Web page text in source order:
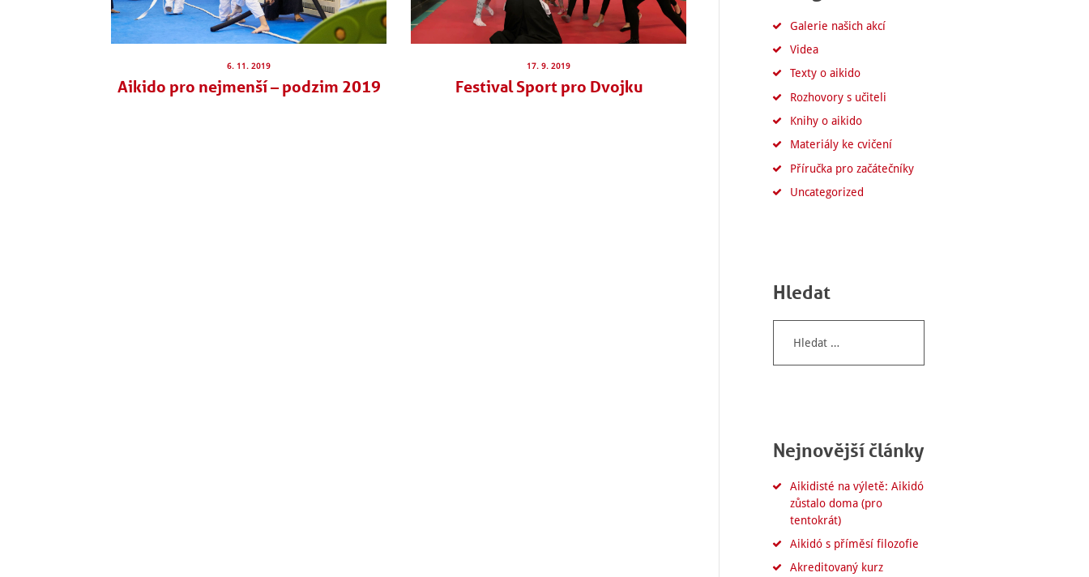
6. 11. 2019
Aikido pro nejmenší – podzim 2019
17. 9. 2019
Festival Sport pro Dvojku
Galerie našich akcí
Videa
Texty o aikido
Rozhovory s učiteli
Knihy o aikido
Materiály ke cvičení
Příručka pro začátečníky
Uncategorized
Hledat
Nejnovější články
Aikidisté na výletě: Aikidó
zůstalo doma (pro
tentokrát)
Aikidó s příměsí filozofie
Akreditovaný kurz